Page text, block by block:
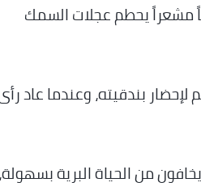
مشعراً يحطم عجلات السمك
بندقيته، وعندما عاد
من الحياة البرية بسهولة،